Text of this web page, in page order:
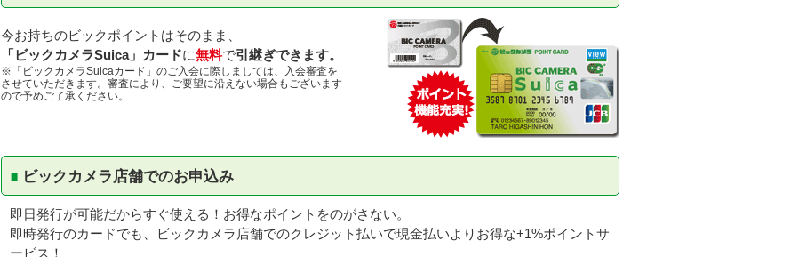
今お持ちのビックポイントはそのまま、
「ビックカメラSuica」カードに無料で引継ぎできます。
※「ビックカメラSuicaカード」のご入会に際しましては、入会審査を
させていただきます。審査により、ご要望に沿えない場合もございます
ので予めご了承ください。
ビックカメラ店舗でのお申込み
即日発行が可能だからすぐ使える！お得なポイントをのがさない。
即時発行のカードでも、ビックカメラ店舗でのクレジット払いで現金払いよりお得な+1%ポイントサ
ービス！